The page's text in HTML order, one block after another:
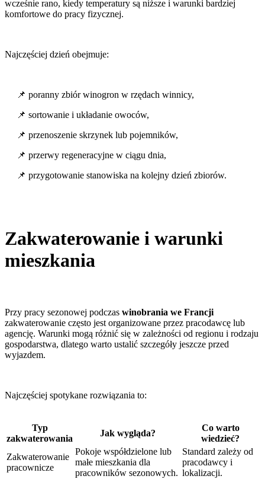
wcześnie rano, kiedy temperatury są niższe i warunki bardziej
komfortowe do pracy fizycznej.
Najczęściej dzień obejmuje:
📌 poranny zbiór winogron w rzędach winnicy,
📌 sortowanie i układanie owoców,
📌 przenoszenie skrzynek lub pojemników,
📌 przerwy regeneracyjne w ciągu dnia,
📌 przygotowanie stanowiska na kolejny dzień zbiorów.
Zakwaterowanie i warunki
mieszkania
Przy pracy sezonowej podczas winobrania we Francji
zakwaterowanie często jest organizowane przez pracodawcę lub
agencję. Warunki mogą różnić się w zależności od regionu i rodzaju
gospodarstwa, dlatego warto ustalić szczegóły jeszcze przed
wyjazdem.
Najczęściej spotykane rozwiązania to:
Typ
zakwaterowania
Jak wygląda?
Co warto
wiedzieć?
Zakwaterowanie
pracownicze
Pokoje współdzielone lub
małe mieszkania dla
pracowników sezonowych.
Standard zależy od
pracodawcy i
lokalizacji.